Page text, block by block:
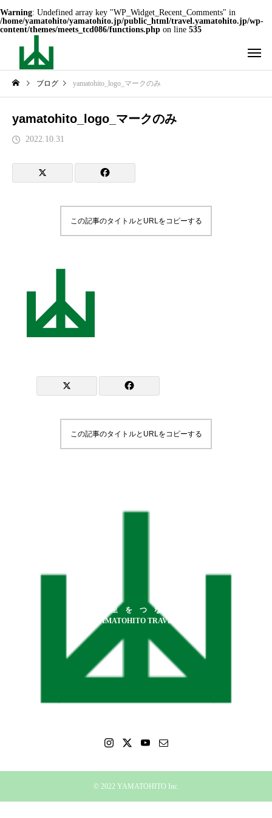
Warning: Undefined array key "WP_Widget_Recent_Comments" in
/home/yamatohito/yamatohito.jp/public_html/travel.yamatohito.jp/wp-
content/themes/meets_tcd086/functions.php on line 535
ブログ yamatohito_logo_マークのみ
yamatohito_logo_マークのみ
2022.10.31
この記事のタイトルとURLをコピーする
この記事のタイトルとURLをコピーする
山 と 里 を つ な げ る
YAMATOHITO TRAVEL
©︎ 2022 YAMATOHITO Inc.